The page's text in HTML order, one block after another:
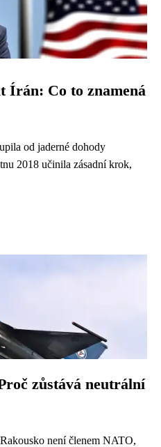
Írán: Co to znamená
od jaderné dohody
2018 učinila zásadní krok,
zůstává neutrální
není členem NATO,